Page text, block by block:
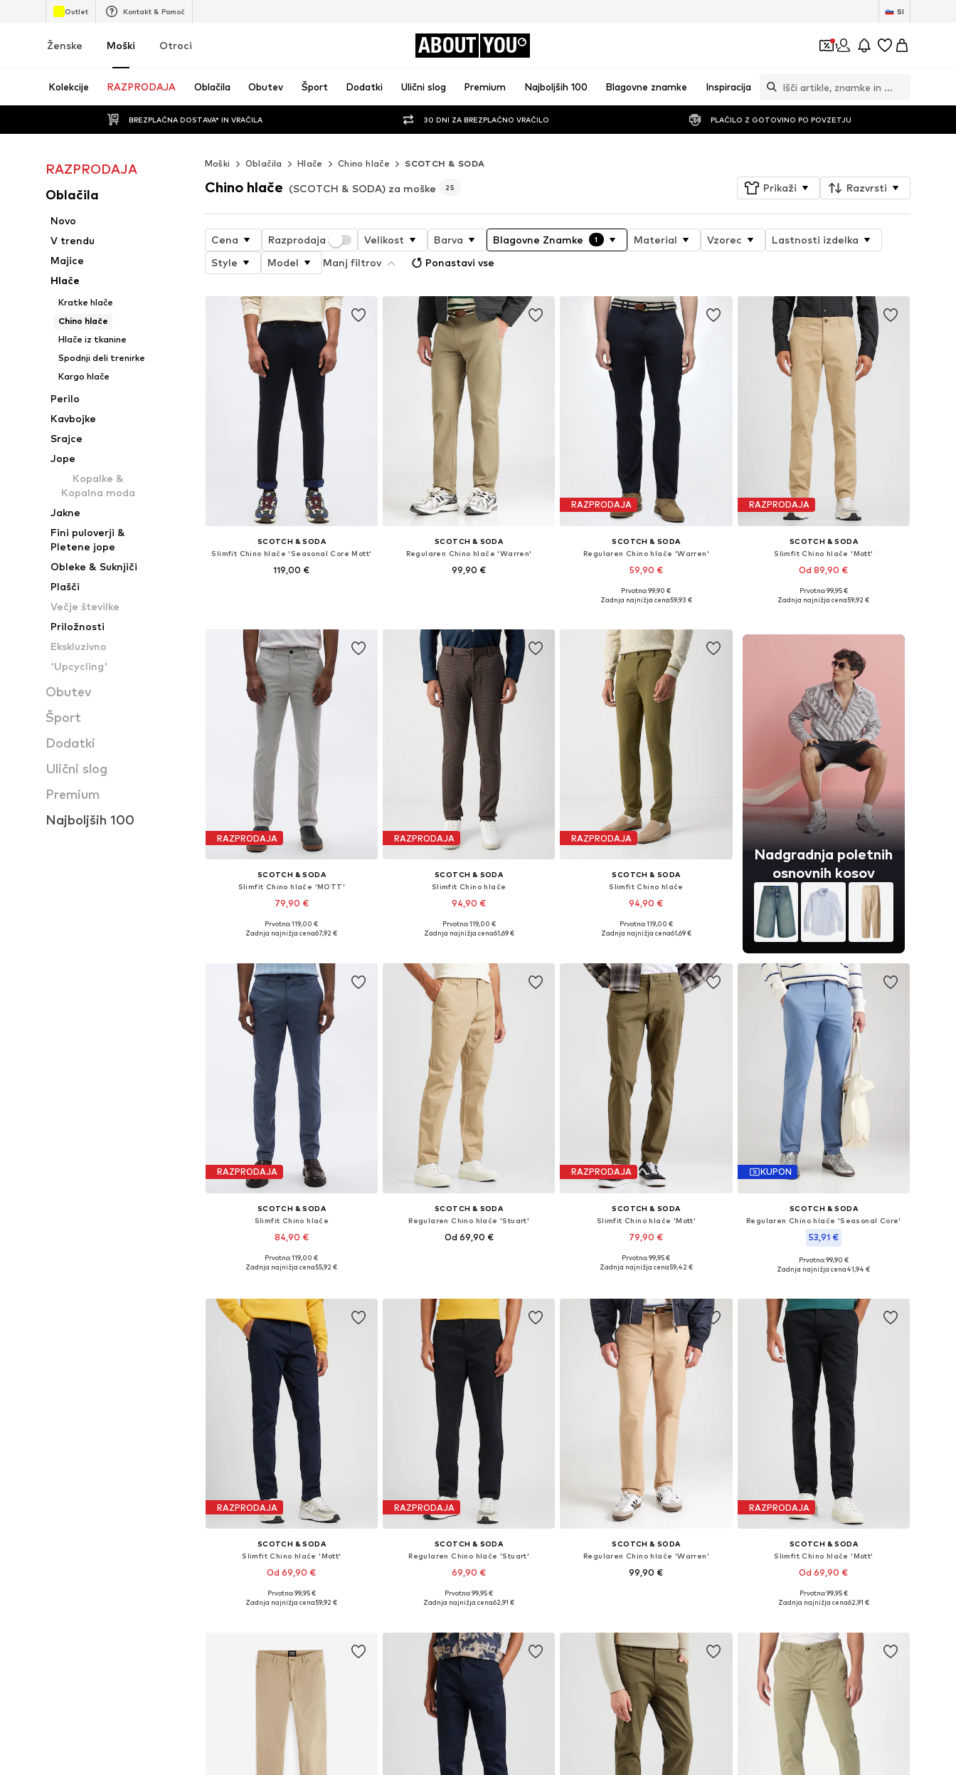
Outlet Kontakt & Pomoč SI
Ženske Moški Otroci ABOUT YOU 1
Kolekcije RAZPRODAJA Oblačila Obutev Šport Dodatki Ulični slog Premium Najboljših 100 Blagovne znamke Inspiracija
BREZPLAČNA DOSTAVA* IN VRAČILA 30 DNI ZA BREZPLAČNO VRAČILO PLAČILO Z GOTOVINO PO POVZETJU
RAZPRODAJA
Oblačila
Novo
V trendu
Majice
Hlače
Kratke hlače
Chino hlače
Hlače iz tkanine
Spodnji deli trenirke
Kargo hlače
Perilo
Kavbojke
Srajce
Jope
Kopalke &
Kopalna moda
Jakne
Fini puloverji &
Pletene jope
Obleke & Suknjiči
Plašči
Večje številke
Priložnosti
Ekskluzivno
'Upcycling'
Obutev
Šport
Dodatki
Ulični slog
Premium
Najboljših 100
Moški Oblačila Hlače Chino hlače SCOTCH & SODA
Chino hlače (SCOTCH & SODA) za moške 25 Prikaži Razvrsti
Cena Razprodaja Velikost Barva Blagovne Znamke 1 Material Vzorec
Lastnosti izdelka
Style
Model Manj filtrov Ponastavi vse
SCOTCH & SODA
Slimfit Chino hlače 'Seasonal Core Mott'
119,00 €
SCOTCH & SODA
Regularen Chino hlače 'Warren'
99,90 €
RAZPRODAJA
SCOTCH & SODA
Regularen Chino hlače 'Warren'
59,90 €
Na voljo v različnih velikostih
Prvotno: 99,90 €
Zadnja najnižja cena59,93 €
RAZPRODAJA
SCOTCH & SODA
Slimfit Chino hlače 'Mott'
Od 89,90 €
+1
Na voljo v različnih velikostih
Prvotno: 99,95 €
Zadnja najnižja cena59,92 €
RAZPRODAJA
SCOTCH & SODA
Slimfit Chino hlače 'MOTT'
79,90 €
Na voljo v različnih velikostih
Prvotno: 119,00 €
Zadnja najnižja cena67,92 €
RAZPRODAJA
SCOTCH & SODA
Slimfit Chino hlače
94,90 €
Razpoložljive velikosti: 33 x 34
Prvotno: 119,00 €
Zadnja najnižja cena61,69 €
RAZPRODAJA
SCOTCH & SODA
Slimfit Chino hlače
94,90 €
Prvotno: 119,00 €
Zadnja najnižja cena61,69 €
Nadgradnja poletnih
osnovnih kosov
RAZPRODAJA
SCOTCH & SODA
Slimfit Chino hlače
84,90 €
Na voljo v različnih velikostih
Prvotno: 119,00 €
Zadnja najnižja cena55,92 €
SCOTCH & SODA
Regularen Chino hlače 'Stuart'
Od 69,90 €
RAZPRODAJA
SCOTCH & SODA
Slimfit Chino hlače 'Mott'
79,90 €
+1
Na voljo v različnih velikostih
Prvotno: 99,95 €
Zadnja najnižja cena59,42 €
KUPON
SCOTCH & SODA
Regularen Chino hlače 'Seasonal Core'
53,91 €
Na voljo v različnih velikostih
Prvotno: 99,90 €
Zadnja najnižja cena41,94 €
RAZPRODAJA
SCOTCH & SODA
Slimfit Chino hlače 'Mott'
Od 69,90 €
+1
Na voljo v različnih velikostih
Prvotno: 99,95 €
Zadnja najnižja cena59,92 €
RAZPRODAJA
SCOTCH & SODA
Regularen Chino hlače 'Stuart'
69,90 €
Na voljo v različnih velikostih
Prvotno: 99,95 €
Zadnja najnižja cena62,91 €
SCOTCH & SODA
Regularen Chino hlače 'Warren'
99,90 €
RAZPRODAJA
SCOTCH & SODA
Slimfit Chino hlače 'Mott'
Od 69,90 €
+1
Na voljo v različnih velikostih
Prvotno: 99,95 €
Zadnja najnižja cena62,91 €